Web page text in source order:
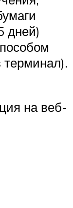
дней)
терминал).
на веб-